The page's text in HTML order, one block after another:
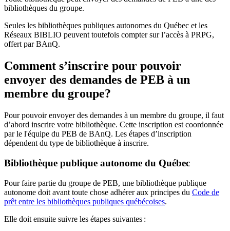
bibliothèques du groupe.
Seules les bibliothèques publiques autonomes du Québec et les
Réseaux BIBLIO peuvent toutefois compter sur l’accès à PRPG,
offert par BAnQ.
Comment s’inscrire pour pouvoir
envoyer des demandes de PEB à un
membre du groupe?
Pour pouvoir envoyer des demandes à un membre du groupe, il faut
d’abord inscrire votre bibliothèque. Cette inscription est coordonnée
par le l'équipe du PEB de BAnQ. Les étapes d’inscription
dépendent du type de bibliothèque à inscrire.
Bibliothèque publique autonome du Québec
Pour faire partie du groupe de PEB, une bibliothèque publique
autonome doit avant toute chose adhérer aux principes du Code de
prêt entre les bibliothèques publiques québécoises.
Elle doit ensuite suivre les étapes suivantes :